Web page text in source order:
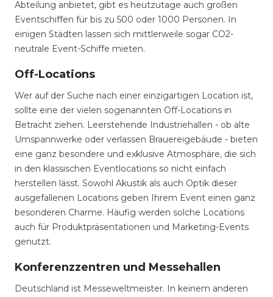
Abteilung anbietet, gibt es heutzutage auch großen
Eventschiffen für bis zu 500 oder 1000 Personen. In
einigen Städten lassen sich mittlerweile sogar CO2-
neutrale Event-Schiffe mieten.
Off-Locations
Wer auf der Suche nach einer einzigartigen Location ist,
sollte eine der vielen sogenannten Off-Locations in
Betracht ziehen. Leerstehende Industriehallen - ob alte
Umspannwerke oder verlassen Brauereigebäude - bieten
eine ganz besondere und exklusive Atmosphäre, die sich
in den klassischen Eventlocations so nicht einfach
herstellen lässt. Sowohl Akustik als auch Optik dieser
ausgefallenen Locations geben Ihrem Event einen ganz
besonderen Charme. Häufig werden solche Locations
auch für Produktpräsentationen und Marketing-Events
genutzt.
Konferenzzentren und Messehallen
Deutschland ist Messeweltmeister. In keinem anderen